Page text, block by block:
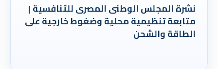
نشرة المجلس الوطنى المصرى للتنافسية |
متابعة تنظيمية محلية وضغوط خارجية على
الطاقة والشحن